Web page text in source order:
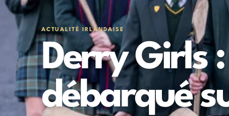
ACTUALITÉ IRLANDAISE
Derry Girls
débarqué